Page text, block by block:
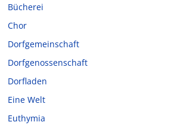
Bücherei
Chor
Dorfgemeinschaft
Dorfgenossenschaft
Dorfladen
Eine Welt
Euthymia